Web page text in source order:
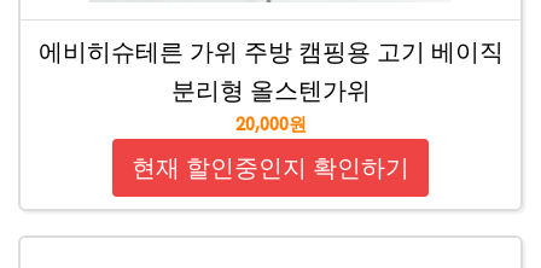
에비히슈테른 가위 주방 캠핑용 고기 베이직
분리형 올스텐가위
20,000원
현재 할인중인지 확인하기